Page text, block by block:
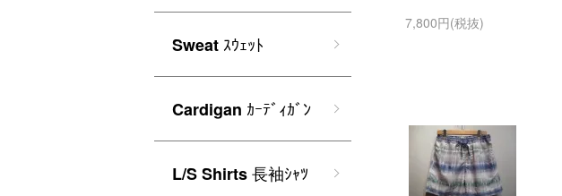
7,800円(税抜)
Sweat ｽｳｪｯﾄ
Cardigan ｶｰﾃﾞｨｶﾞﾝ
L/S Shirts長袖ｼｬﾂ